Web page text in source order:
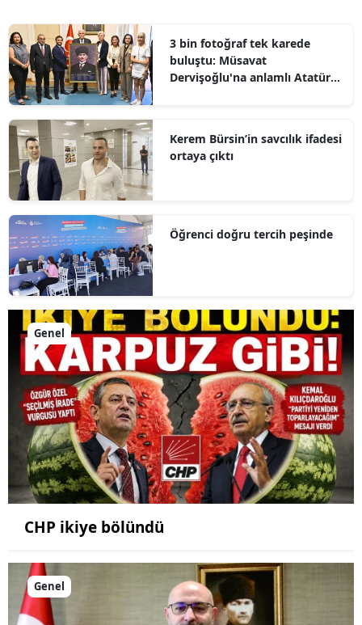
3 bin fotoğraf tek karede
buluştu: Müsavat
Dervişoğlu'na anlamlı Atatürk
Kerem Bürsin’in savcılık ifadesi
ortaya çıktı
Öğrenci doğru tercih peşinde
Genel
CHP ikiye bölündü
Genel